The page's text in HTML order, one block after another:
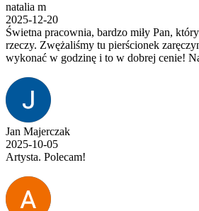
natalia m
2025-12-20
Świetna pracownia, bardzo miły Pan,
rzeczy. Zwężaliśmy tu pierścionek
wykonać w godzinę i to w dobrej cenie!
Jan Majerczak
2025-10-05
Artysta. Polecam!